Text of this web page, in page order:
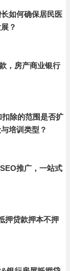
如何确保居民医
？
，房产商业银行
除的范围是否扩
培训类型？
推广，一站式
押贷款押本不押